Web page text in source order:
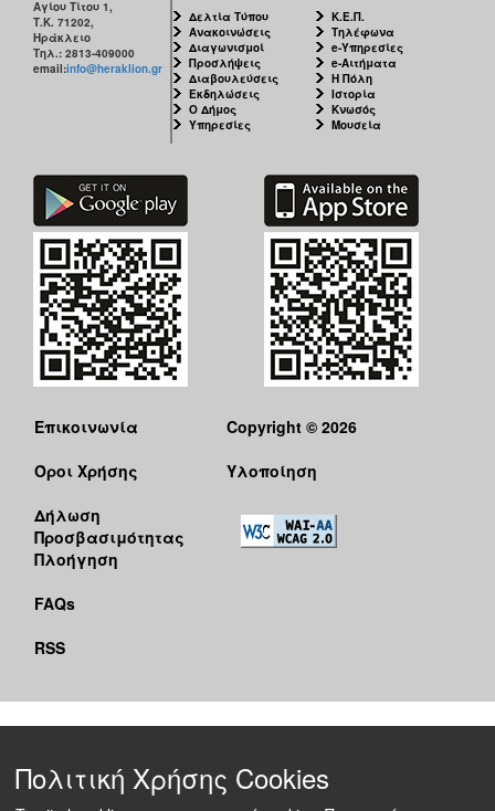
Αγίου Τίτου 1,
Τ.Κ. 71202,
Ηράκλειο
Τηλ.: 2813-409000
email:info@heraklion.gr
Δελτία Τύπου
Ανακοινώσεις
Διαγωνισμοί
Προσλήψεις
Διαβουλεύσεις
Εκδηλώσεις
Ο Δήμος
Υπηρεσίες
Κ.Ε.Π.
Τηλέφωνα
e-Υπηρεσίες
e-Αιτήματα
Η Πόλη
Ιστορία
Κνωσός
Μουσεία
Επικοινωνία
Όροι Χρήσης
Δήλωση
Προσβασιμότητας
Πλοήγηση
FAQs
RSS
Copyright © 2026
Υλοποίηση
Πολιτική Χρήσης Cookies